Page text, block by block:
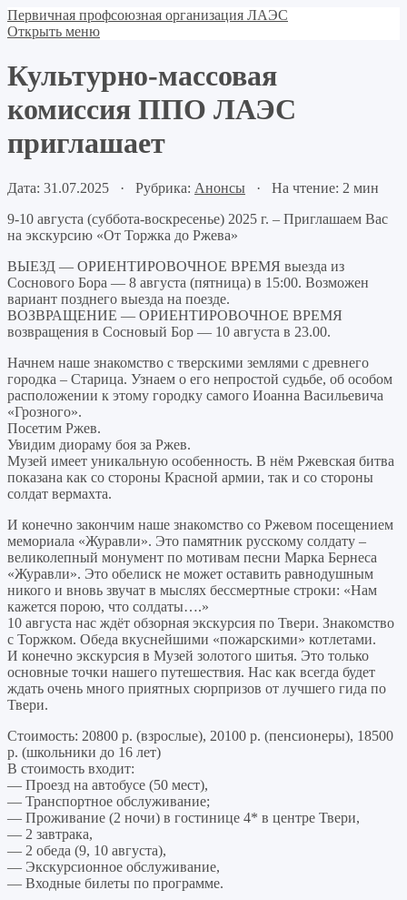
Первичная профсоюзная организация ЛАЭС
Открыть меню
Культурно-массовая
комиссия ППО ЛАЭС
приглашает
Дата: 31.07.2025 · Рубрика: Анонсы · На чтение: 2 мин
9-10 августа (суббота-воскресенье) 2025 г. – Приглашаем Вас
на экскурсию «От Торжка до Ржева»
ВЫЕЗД — ОРИЕНТИРОВОЧНОЕ ВРЕМЯ выезда из
Соснового Бора — 8 августа (пятница) в 15:00. Возможен
вариант позднего выезда на поезде.
ВОЗВРАЩЕНИЕ — ОРИЕНТИРОВОЧНОЕ ВРЕМЯ
возвращения в Сосновый Бор — 10 августа в 23.00.
Начнем наше знакомство с тверскими землями с древнего
городка – Старица. Узнаем о его непростой судьбе, об особом
расположении к этому городку самого Иоанна Васильевича
«Грозного».
Посетим Ржев.
Увидим диораму боя за Ржев.
Музей имеет уникальную особенность. В нём Ржевская битва
показана как со стороны Красной армии, так и со стороны
солдат вермахта.
И конечно закончим наше знакомство со Ржевом посещением
мемориала «Журавли». Это памятник русскому солдату –
великолепный монумент по мотивам песни Марка Бернеса
«Журавли». Это обелиск не может оставить равнодушным
никого и вновь звучат в мыслях бессмертные строки: «Нам
кажется порою, что солдаты….»
10 августа нас ждёт обзорная экскурсия по Твери. Знакомство
с Торжком. Обеда вкуснейшими «пожарскими» котлетами.
И конечно экскурсия в Музей золотого шитья. Это только
основные точки нашего путешествия. Нас как всегда будет
ждать очень много приятных сюрпризов от лучшего гида по
Твери.
Стоимость: 20800 р. (взрослые), 20100 р. (пенсионеры), 18500
р. (школьники до 16 лет)
В стоимость входит:
— Проезд на автобусе (50 мест),
— Транспортное обслуживание;
— Проживание (2 ночи) в гостинице 4* в центре Твери,
— 2 завтрака,
— 2 обеда (9, 10 августа),
— Экскурсионное обслуживание,
— Входные билеты по программе.